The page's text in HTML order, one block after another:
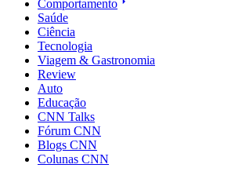
Comportamento
Saúde
Ciência
Tecnologia
Viagem & Gastronomia
Review
Auto
Educação
CNN Talks
Fórum CNN
Blogs CNN
Colunas CNN